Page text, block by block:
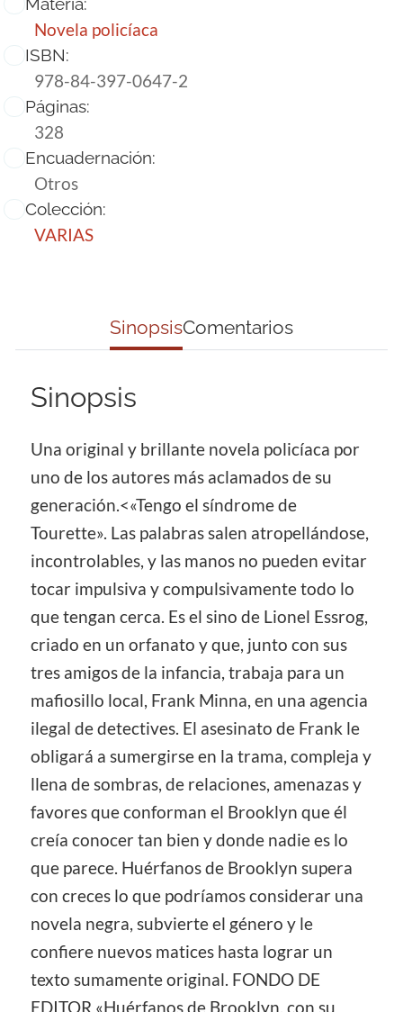
Novela policíaca
ISBN:
978-84-397-0647-2
Páginas:
328
Encuadernación:
Otros
Colección:
VARIAS
SinopsisComentarios
Sinopsis
Una original y brillante novela policíaca por
uno de los autores más aclamados de su
generación.<«Tengo el síndrome de
Tourette». Las palabras salen atropellándose,
incontrolables, y las manos no pueden evitar
tocar impulsiva y compulsivamente todo lo
que tengan cerca. Es el sino de Lionel Essrog,
criado en un orfanato y que, junto con sus
tres amigos de la infancia, trabaja para un
mafiosillo local, Frank Minna, en una agencia
ilegal de detectives. El asesinato de Frank le
obligará a sumergirse en la trama, compleja y
llena de sombras, de relaciones, amenazas y
favores que conforman el Brooklyn que él
creía conocer tan bien y donde nadie es lo
que parece. Huérfanos de Brooklyn supera
con creces lo que podríamos considerar una
novela negra, subvierte el género y le
confiere nuevos matices hasta lograr un
texto sumamente original. FONDO DE
EDITOR «Huérfanos de Brooklyn, con su